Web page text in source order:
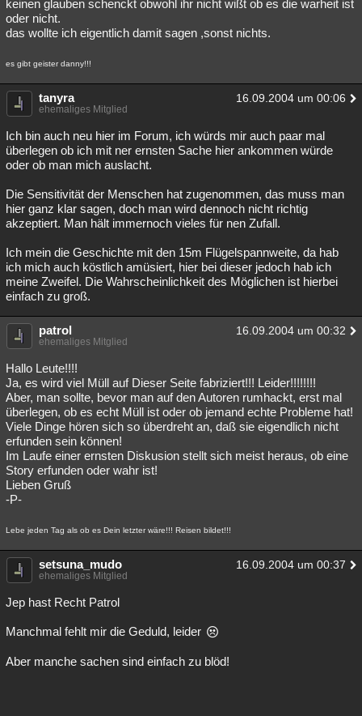
keinen glauben schenckt obwohl ihr nicht wißt ob es die warheit ist
oder nicht.
das wollte ich eigentlich damit sagen ,sonst nichts.
es gibt geister danny!!!
tanyra 16.09.2004 um 00:06
ehemaliges Mitglied
Ich bin auch neu hier im Forum, ich würds mir auch paar mal
überlegen ob ich mit ner ernsten Sache hier ankommen würde
oder ob man mich auslacht.
Die Sensitivität der Menschen hat zugenommen, das muss man
hier ganz klar sagen, doch man wird dennoch nicht richtig
akzeptiert. Man hält immernoch vieles für nen Zufall.
Ich mein die Geschichte mit den 15m Flügelspannweite, da hab
ich mich auch köstlich amüsiert, hier bei dieser jedoch hab ich
meine Zweifel. Die Wahrscheinlichkeit des Möglichen ist hierbei
einfach zu groß.
patrol 16.09.2004 um 00:32
ehemaliges Mitglied
Hallo Leute!!!!
Ja, es wird viel Müll auf Dieser Seite fabriziert!!! Leider!!!!!!!!
Aber, man sollte, bevor man auf den Autoren rumhackt, erst mal
überlegen, ob es echt Müll ist oder ob jemand echte Probleme hat!
Viele Dinge hören sich so überdreht an, daß sie eigendlich nicht
erfunden sein können!
Im Laufe einer ernsten Diskusion stellt sich meist heraus, ob eine
Story erfunden oder wahr ist!
Lieben Gruß
-P-
Lebe jeden Tag als ob es Dein letzter wäre!!! Reisen bildet!!!
setsuna_mudo 16.09.2004 um 00:37
ehemaliges Mitglied
Jep hast Recht Patrol
Manchmal fehlt mir die Geduld, leider
Aber manche sachen sind einfach zu blöd!